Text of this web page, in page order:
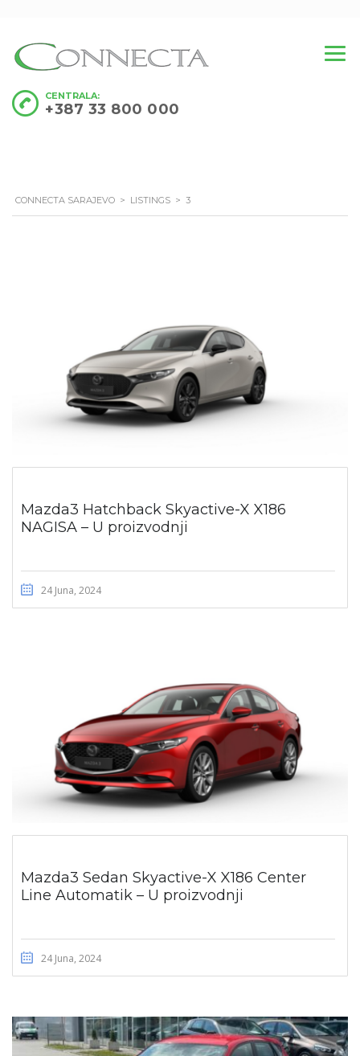
CENTRALA:
+387 33 800 000
CONNECTA SARAJEVO > LISTINGS > 3
Mazda3 Hatchback Skyactive-X X186
NAGISA – U proizvodnji
24 Juna, 2024
Mazda3 Sedan Skyactive-X X186 Center
Line Automatik – U proizvodnji
24 Juna, 2024